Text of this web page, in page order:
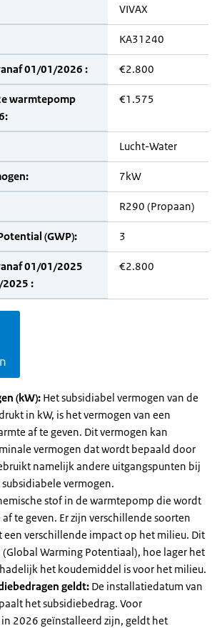
VIVAX
KA31240
01/01/2026 : €2.800
warmtepomp
€1.575
Lucht-Water
7kW
R290 (Propaan)
(GWP): 3
01/01/2025
:
€2.800
(kW): Het subsidiabel vermogen van de
in kW, is het vermogen van een
af te geven. Dit vermogen kan
vermogen dat wordt bepaald door
namelijk andere uitgangspunten bij
vermogen.
stof in de warmtepomp die wordt
te geven. Er zijn verschillende soorten
verschillende impact op het milieu. Dit
(Global Warming Potentiaal), hoe lager het
het koudemiddel is voor het milieu.
geldt: De installatiedatum van
het subsidiebedrag. Voor
2026 geïnstalleerd zijn, geldt het